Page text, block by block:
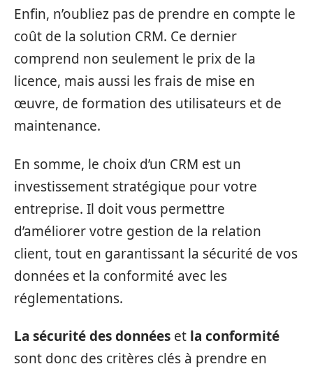
Enfin, n’oubliez pas de prendre en compte le
coût de la solution CRM. Ce dernier
comprend non seulement le prix de la
licence, mais aussi les frais de mise en
œuvre, de formation des utilisateurs et de
maintenance.
En somme, le choix d’un CRM est un
investissement stratégique pour votre
entreprise. Il doit vous permettre
d’améliorer votre gestion de la relation
client, tout en garantissant la sécurité de vos
données et la conformité avec les
réglementations.
La sécurité des données et la conformité
sont donc des critères clés à prendre en